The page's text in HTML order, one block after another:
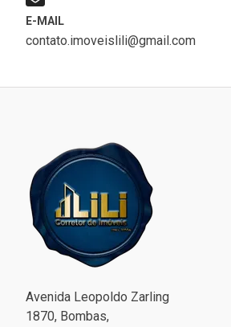
E-MAIL
contato.imoveislili@gmail.com
Avenida Leopoldo Zarling
1870, Bombas,